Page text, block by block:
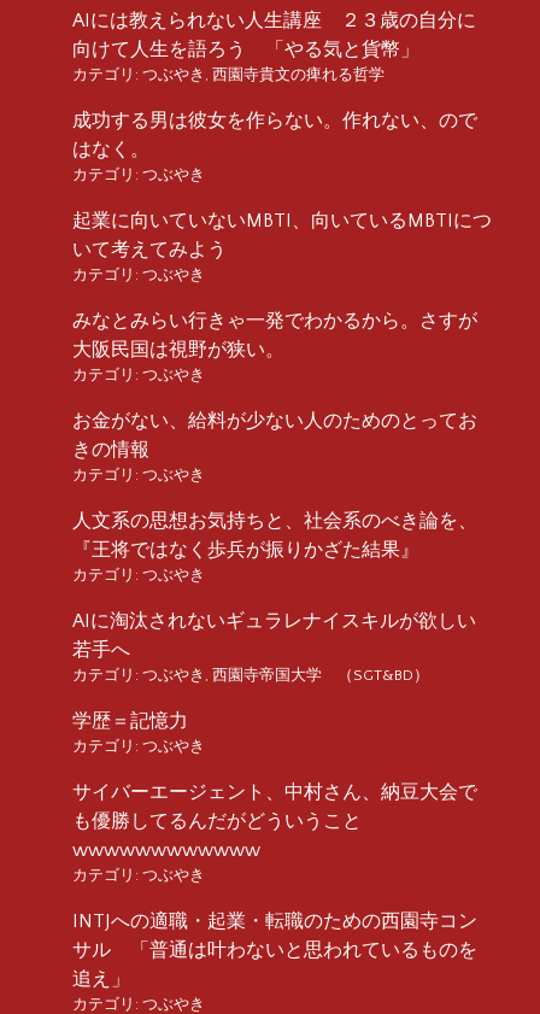
AIには教えられない人生講座 ２３歳の自分に
向けて人生を語ろう 「やる気と貨幣」
カテゴリ: つぶやき 西園寺貴文の痺れる哲学
成功する男は彼女を作らない。作れない、ので
はなく。
カテゴリ: つぶやき
起業に向いていないMBTI、向いているMBTIにつ
いて考えてみよう
カテゴリ: つぶやき
みなとみらい行きゃ一発でわかるから。さすが
大阪民国は視野が狭い。
カテゴリ: つぶやき
お金がない、給料が少ない人のためのとってお
きの情報
カテゴリ: つぶやき
人文系の思想お気持ちと、社会系のべき論を、
『王将ではなく歩兵が振りかざた結果』
カテゴリ: つぶやき
AIに淘汰されないギュラレナイスキルが欲しい
若手へ
カテゴリ: つぶやき 西園寺帝国大学 （SGT&BD）
学歴＝記憶力
カテゴリ: つぶやき
サイバーエージェント、中村さん、納豆大会で
も優勝してるんだがどういうこと
wwwwwwwwwwww
カテゴリ: つぶやき
INTJへの適職・起業・転職のための西園寺コン
サル 「普通は叶わないと思われているものを
追え」
カテゴリ: つぶやき